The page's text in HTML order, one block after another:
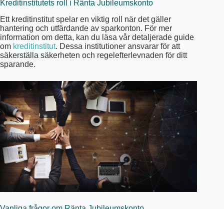
Kreditinstitutets roll i Ränta Jubileumskonto
Ett kreditinstitut spelar en viktig roll när det gäller
hantering och utfärdande av sparkonton. För mer
information om detta, kan du läsa vår detaljerade guide
om kreditinstitut. Dessa institutioner ansvarar för att
säkerställa säkerheten och regelefterlevnaden för ditt
sparande.